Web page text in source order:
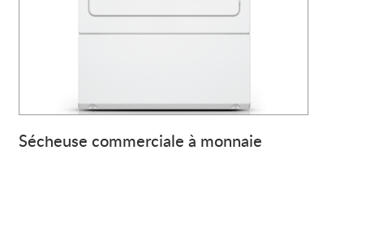
Sécheuse commerciale à monnaie